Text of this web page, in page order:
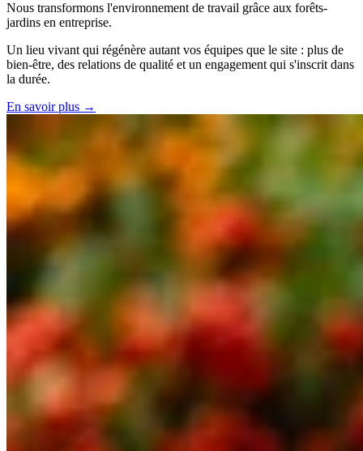
Nous transformons l'environnement de travail grâce aux forêts-
jardins en entreprise.
Un lieu vivant qui régénère autant vos équipes que le site : plus de
bien-être, des relations de qualité et un engagement qui s'inscrit dans
la durée.
En savoir plus →